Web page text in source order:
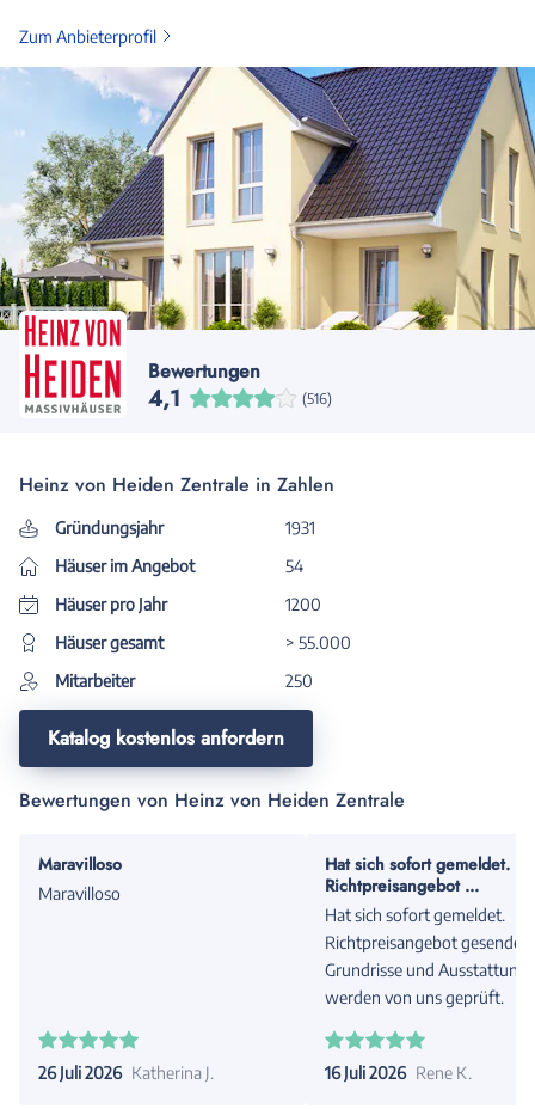
Zum Anbieterprofil
Bewertungen
4,1 (516)
Heinz von Heiden Zentrale in Zahlen
Gründungsjahr
1931
Häuser im Angebot
54
Häuser pro Jahr
1200
Häuser gesamt
> 55.000
Mitarbeiter
250
Katalog kostenlos anfordern
Bewertungen von Heinz von Heiden Zentrale
Maravilloso
Maravilloso
26 Juli 2026 Katherina J.
Hat sich sofort gemeldet.
Richtpreisangebot ...
Hat sich sofort gemeldet.
Richtpreisangebot gesendet.
Grundrisse und Ausstattung
werden von uns geprüft.
16 Juli 2026 Rene K.